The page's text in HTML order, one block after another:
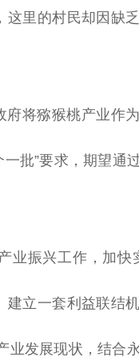
里的村民却因缺
府将猕猴桃产业作
批”要求，期望通
业振兴工作，加快
立一套利益联结
业发展现状，结合